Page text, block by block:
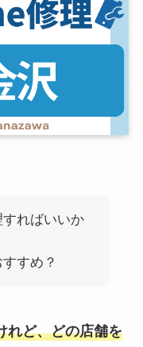
ればいいか
すめ？
れど、どの店舗を